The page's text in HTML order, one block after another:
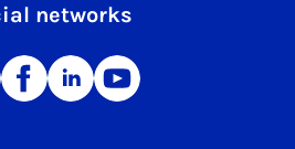
networks